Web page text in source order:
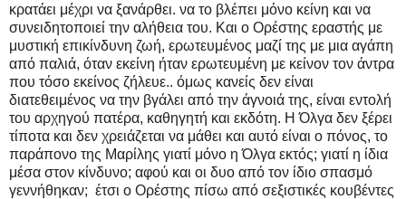
κρατάει μέχρι να ξανάρθει. να το βλέπει μόνο κείνη και να
συνειδητοποιεί την αλήθεια του. Και ο Ορέστης εραστής με
μυστική επικίνδυνη ζωή, ερωτευμένος μαζί της με μια αγάπη
από παλιά, όταν εκείνη ήταν ερωτευμένη με κείνον τον άντρα
που τόσο εκείνος ζήλευε.. όμως κανείς δεν είναι
διατεθειμένος να την βγάλει από την άγνοιά της, είναι εντολή
του αρχηγού πατέρα, καθηγητή και εκδότη. Η Όλγα δεν ξέρει
τίποτα και δεν χρειάζεται να μάθει και αυτό είναι ο πόνος, το
παράπονο της Μαρίλης γιατί μόνο η Όλγα εκτός; γιατί η ίδια
μέσα στον κίνδυνο; αφού και οι δυο από τον ίδιο σπασμό
γεννήθηκαν; έτσι ο Ορέστης πίσω από σεξιστικές κουβέντες